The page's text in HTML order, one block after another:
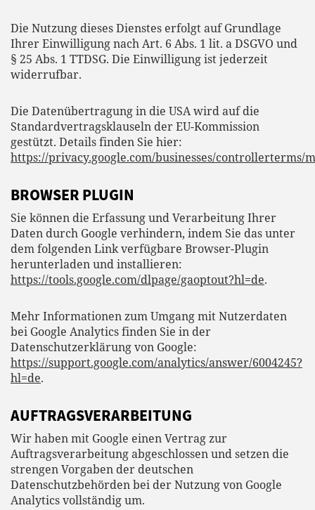
Die Nutzung dieses Dienstes erfolgt auf Grundlage
Ihrer Einwilligung nach Art. 6 Abs. 1 lit. a DSGVO und
§ 25 Abs. 1 TTDSG. Die Einwilligung ist jederzeit
widerrufbar.
Die Datenübertragung in die USA wird auf die
Standardvertragsklauseln der EU-Kommission
gestützt. Details finden Sie hier:
https://privacy.google.com/businesses/controllerterms/
BROWSER PLUGIN
Sie können die Erfassung und Verarbeitung Ihrer
Daten durch Google verhindern, indem Sie das unter
dem folgenden Link verfügbare Browser-Plugin
herunterladen und installieren:
https://tools.google.com/dlpage/gaoptout?hl=de.
Mehr Informationen zum Umgang mit Nutzerdaten
bei Google Analytics finden Sie in der
Datenschutzerklärung von Google:
https://support.google.com/analytics/answer/6004245?
hl=de.
AUFTRAGSVERARBEITUNG
Wir haben mit Google einen Vertrag zur
Auftragsverarbeitung abgeschlossen und setzen die
strengen Vorgaben der deutschen
Datenschutzbehörden bei der Nutzung von Google
Analytics vollständig um.